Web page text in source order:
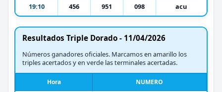
19:10
456 951 098 acu
Resultados Triple Dorado - 11/04/2026
Números ganadores oficiales. Marcamos en amarillo los
triples acertados y en verde las terminales acertadas.
Hora NUMERO